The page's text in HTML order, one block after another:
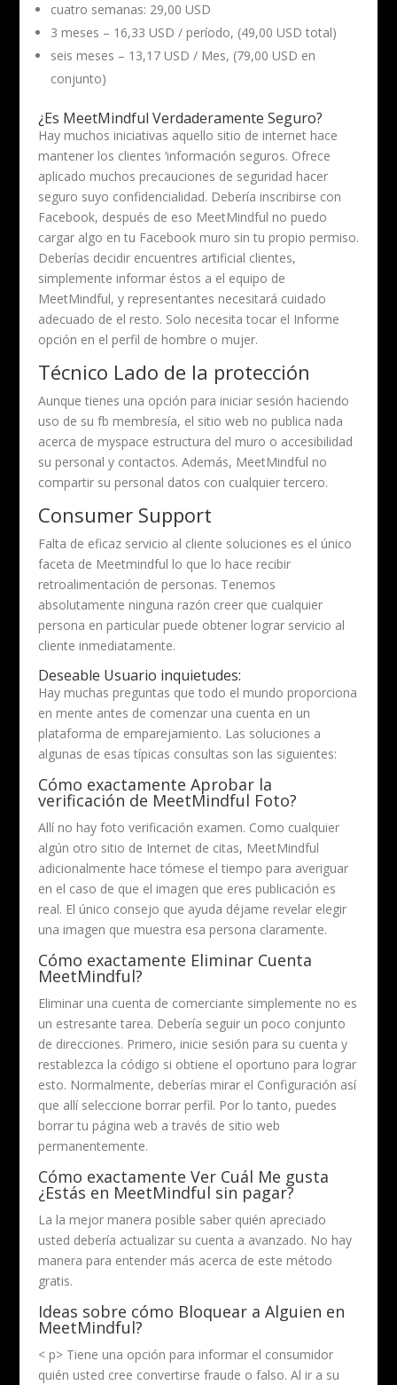
cuatro semanas: 29,00 USD
3 meses – 16,33 USD / período, (49,00 USD total)
seis meses – 13,17 USD / Mes, (79,00 USD en
conjunto)
¿Es MeetMindful Verdaderamente Seguro?
Hay muchos iniciativas aquello sitio de internet hace
mantener los clientes ‘información seguros. Ofrece
aplicado muchos precauciones de seguridad hacer
seguro suyo confidencialidad. Debería inscribirse con
Facebook, después de eso MeetMindful no puedo
cargar algo en tu Facebook muro sin tu propio permiso.
Deberías decidir encuentres artificial clientes,
simplemente informar éstos a el equipo de
MeetMindful, y representantes necesitará cuidado
adecuado de el resto. Solo necesita tocar el Informe
opción en el perfil de hombre o mujer.
Técnico Lado de la protección
Aunque tienes una opción para iniciar sesión haciendo
uso de su fb membresía, el sitio web no publica nada
acerca de myspace estructura del muro o accesibilidad
su personal y contactos. Además, MeetMindful no
compartir su personal datos con cualquier tercero.
Consumer Support
Falta de eficaz servicio al cliente soluciones es el único
faceta de Meetmindful lo que lo hace recibir
retroalimentación de personas. Tenemos
absolutamente ninguna razón creer que cualquier
persona en particular puede obtener lograr servicio al
cliente inmediatamente.
Deseable Usuario inquietudes:
Hay muchas preguntas que todo el mundo proporciona
en mente antes de comenzar una cuenta en un
plataforma de emparejamiento. Las soluciones a
algunas de esas típicas consultas son las siguientes:
Cómo exactamente Aprobar la
verificación de MeetMindful Foto?
Allí no hay foto verificación examen. Como cualquier
algún otro sitio de Internet de citas, MeetMindful
adicionalmente hace tómese el tiempo para averiguar
en el caso de que el imagen que eres publicación es
real. El único consejo que ayuda déjame revelar elegir
una imagen que muestra esa persona claramente.
Cómo exactamente Eliminar Cuenta
MeetMindful?
Eliminar una cuenta de comerciante simplemente no es
un estresante tarea. Debería seguir un poco conjunto
de direcciones. Primero, inicie sesión para su cuenta y
restablezca la código si obtiene el oportuno para lograr
esto. Normalmente, deberías mirar el Configuración así
que allí seleccione borrar perfil. Por lo tanto, puedes
borrar tu página web a través de sitio web
permanentemente.
Cómo exactamente Ver Cuál Me gusta
¿Estás en MeetMindful sin pagar?
La la mejor manera posible saber quién apreciado
usted debería actualizar su cuenta a avanzado. No hay
manera para entender más acerca de este método
gratis.
Ideas sobre cómo Bloquear a Alguien en
MeetMindful?
< p> Tiene una opción para informar el consumidor
quién usted cree convertirse fraude o falso. Al ir a su